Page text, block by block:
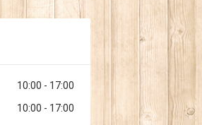
10:00
17:00
10:00
17:00